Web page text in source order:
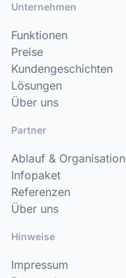
Unternehmen
Funktionen
Preise
Kundengeschichten
Lösungen
Über uns
Partner
Ablauf & Organisation
Infopaket
Referenzen
Über uns
Hinweise
Impressum